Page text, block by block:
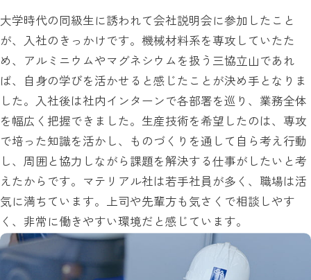
大学時代の同級生に誘われて会社説明会に参加したこと
が、入社のきっかけです。機械材料系を専攻していたた
め、アルミニウムやマグネシウムを扱う三協立山であれ
ば、自身の学びを活かせると感じたことが決め手となりま
した。入社後は社内インターンで各部署を巡り、業務全体
を幅広く把握できました。生産技術を希望したのは、専攻
で培った知識を活かし、ものづくりを通して自ら考え行動
し、周囲と協力しながら課題を解決する仕事がしたいと考
えたからです。マテリアル社は若手社員が多く、職場は活
気に満ちています。上司や先輩方も気さくで相談しやす
く、非常に働きやすい環境だと感じています。